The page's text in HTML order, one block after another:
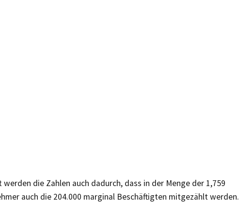
werden die Zahlen auch dadurch, dass in der Menge der 1,759
auch die 204.000 marginal Beschäftigten mitgezählt werden.